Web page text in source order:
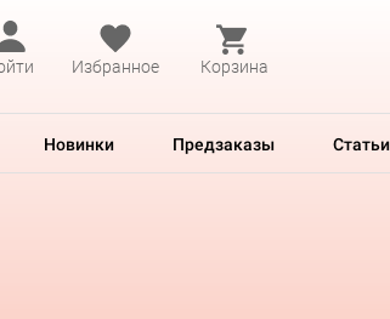
Избранное Корзина
Новинки Предзаказы Статьи